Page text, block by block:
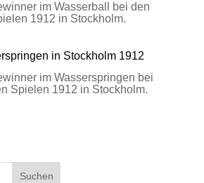
im Wasserball bei den
1912 in Stockholm.
in Stockholm 1912
im Wasserspringen bei
Spielen 1912 in Stockholm.